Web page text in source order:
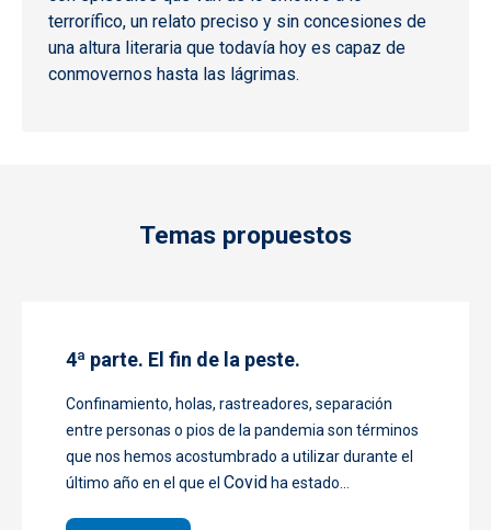
terrorífico, un relato preciso y sin concesiones de
una altura literaria que todavía hoy es capaz de
conmovernos hasta las lágrimas.
Temas propuestos
4ª parte. El fin de la peste.
Confinamiento, holas, rastreadores, separación
entre personas o pios de la pandemia son términos
que nos hemos acostumbrado a utilizar durante el
último año en el que el Covid ha estado...